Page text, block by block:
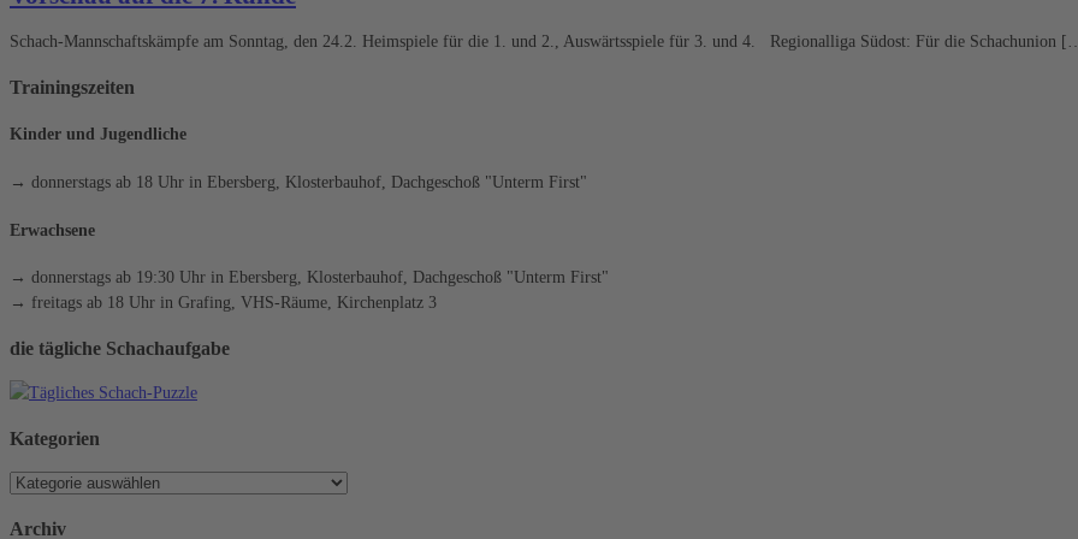
Schach-Mannschaftskämpfe am Sonntag, den 24.2. Heimspiele für die 1. und 2., Auswärtsspiele für 3. und 4. Regionalliga Südost: Für die Schachunion
Trainingszeiten
Kinder und Jugendliche
→ donnerstags ab 18 Uhr in Ebersberg, Klosterbauhof, Dachgeschoß "Unterm First"
Erwachsene
→ donnerstags ab 19:30 Uhr in Ebersberg, Klosterbauhof, Dachgeschoß "Unterm First"
→ freitags ab 18 Uhr in Grafing, VHS-Räume, Kirchenplatz 3
die tägliche Schachaufgabe
Kategorien
Kategorien
Archiv